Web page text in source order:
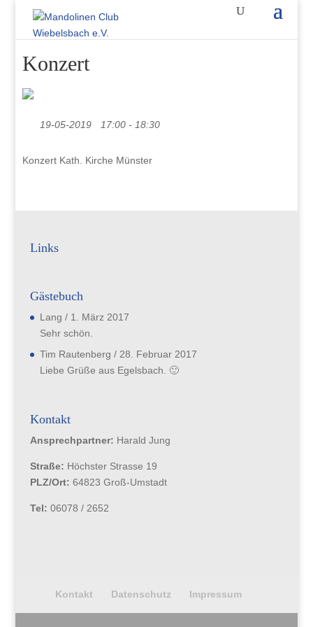
Konzert
19-05-2019 17:00 - 18:30
Konzert Kath. Kirche Münster
Links
Gästebuch
Lang / 1. März 2017
Sehr schön.
Tim Rautenberg / 28. Februar 2017
Liebe Grüße aus Egelsbach. 🙂
Kontakt
Ansprechpartner: Harald Jung
Straße: Höchster Strasse 19
PLZ/Ort: 64823 Groß-Umstadt
Tel: 06078 / 2652
Kontakt Datenschutz Impressum